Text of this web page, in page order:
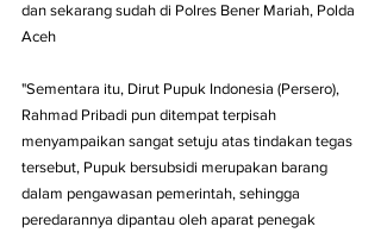
dan sekarang sudah di Polres Bener Mariah, Polda
Aceh
"Sementara itu, Dirut Pupuk Indonesia (Persero),
Rahmad Pribadi pun ditempat terpisah
menyampaikan sangat setuju atas tindakan tegas
tersebut, Pupuk bersubsidi merupakan barang
dalam pengawasan pemerintah, sehingga
peredarannya dipantau oleh aparat penegak